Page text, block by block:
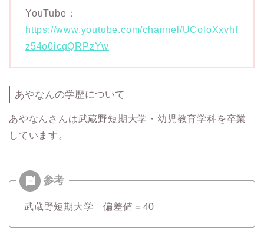
YouTube：
https://www.youtube.com/channel/UColoXxvhf
z54o0icqQRPzYw
あやなんの学歴について
あやなんさんは武蔵野短期大学・幼児教育学科を卒業
しています。
武蔵野短期大学 偏差値＝40